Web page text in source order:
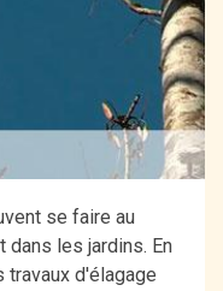
se faire au
dans les jardins. En
d'élagage